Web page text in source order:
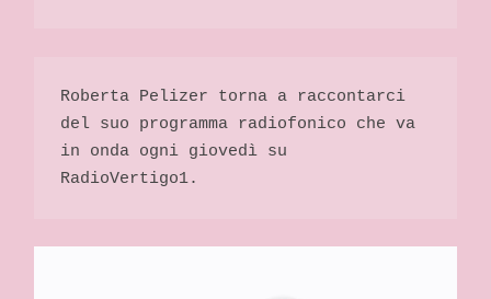
Roberta Pelizer torna a raccontarci
del suo programma radiofonico che va
in onda ogni giovedì su
RadioVertigo1.